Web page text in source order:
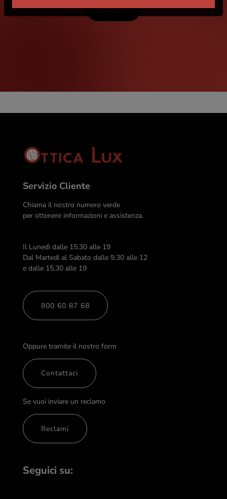
Iscriviti
Servizio Cliente
Chiama il nostro numero verde
per ottenere informazioni e assistenza.
Il Lunedì dalle 15.30 alle 19
Dal Martedì al Sabato dalle 9.30 alle 12
e dalle 15.30 alle 19
800 60 87 68
Oppure tramite il nostro form
Contattaci
Se vuoi inviare un reclamo
Reclami
Seguici su: